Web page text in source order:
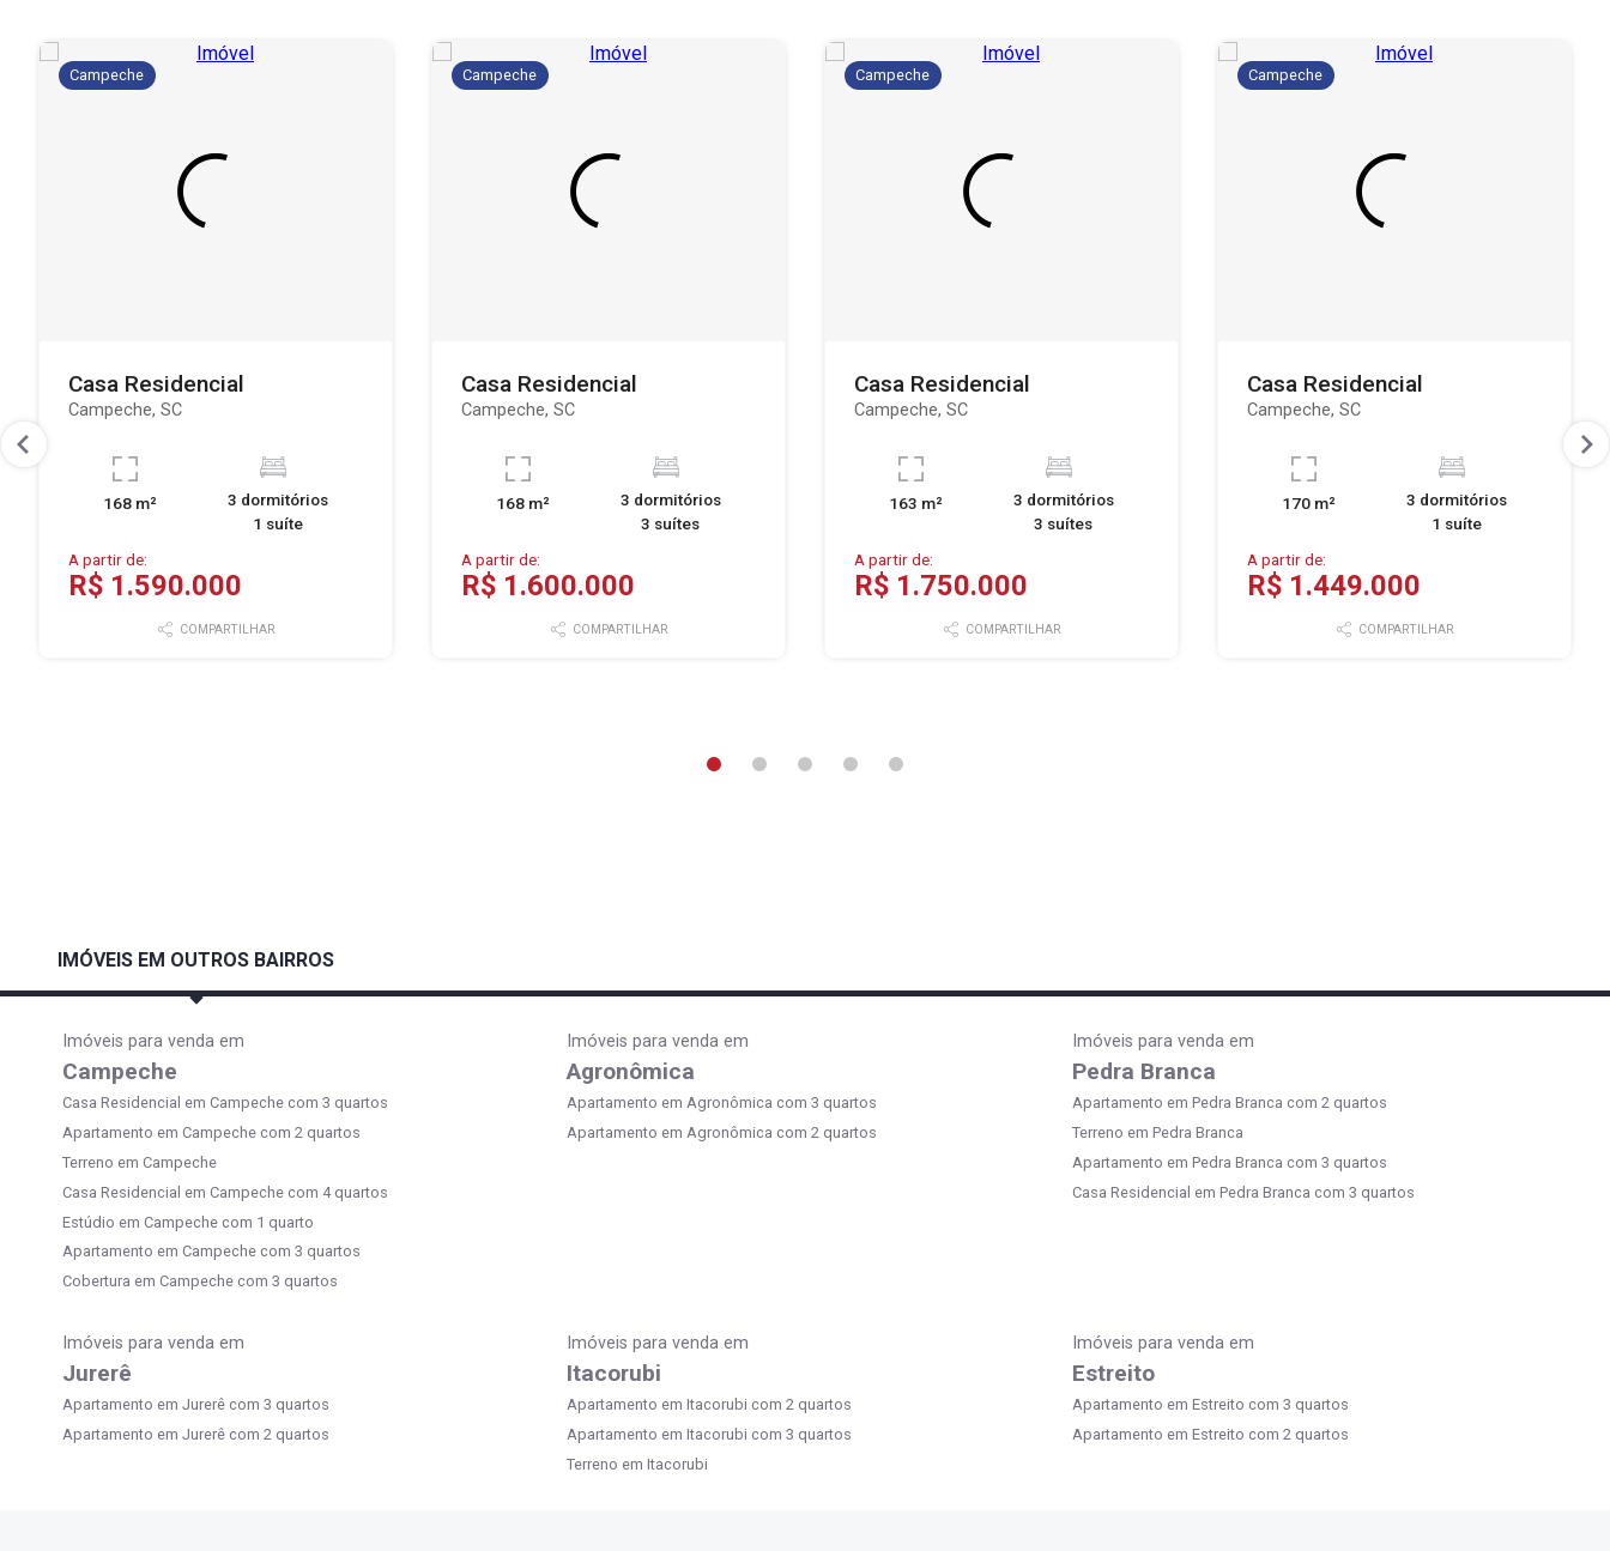
Campeche
Casa Residencial
Campeche, SC
168 m²
3 dormitórios
1 suíte
A partir de:
R$ 1.590.000
COMPARTILHAR
Campeche
Casa Residencial
Campeche, SC
168 m²
3 dormitórios
3 suítes
A partir de:
R$ 1.600.000
COMPARTILHAR
Campeche
Casa Residencial
Campeche, SC
163 m²
3 dormitórios
3 suítes
A partir de:
R$ 1.750.000
COMPARTILHAR
Campeche
Casa Residencial
Campeche, SC
170 m²
3 dormitórios
1 suíte
A partir de:
R$ 1.449.000
COMPARTILHAR
IMÓVEIS EM OUTROS BAIRROS
Imóveis para venda em
Campeche
Casa Residencial em Campeche com 3 quartos
Apartamento em Campeche com 2 quartos
Terreno em Campeche
Casa Residencial em Campeche com 4 quartos
Estúdio em Campeche com 1 quarto
Apartamento em Campeche com 3 quartos
Cobertura em Campeche com 3 quartos
Imóveis para venda em
Agronômica
Apartamento em Agronômica com 3 quartos
Apartamento em Agronômica com 2 quartos
Imóveis para venda em
Pedra Branca
Apartamento em Pedra Branca com 2 quartos
Terreno em Pedra Branca
Apartamento em Pedra Branca com 3 quartos
Casa Residencial em Pedra Branca com 3 quartos
Imóveis para venda em
Jurerê
Apartamento em Jurerê com 3 quartos
Apartamento em Jurerê com 2 quartos
Imóveis para venda em
Itacorubi
Apartamento em Itacorubi com 2 quartos
Apartamento em Itacorubi com 3 quartos
Terreno em Itacorubi
Imóveis para venda em
Estreito
Apartamento em Estreito com 3 quartos
Apartamento em Estreito com 2 quartos